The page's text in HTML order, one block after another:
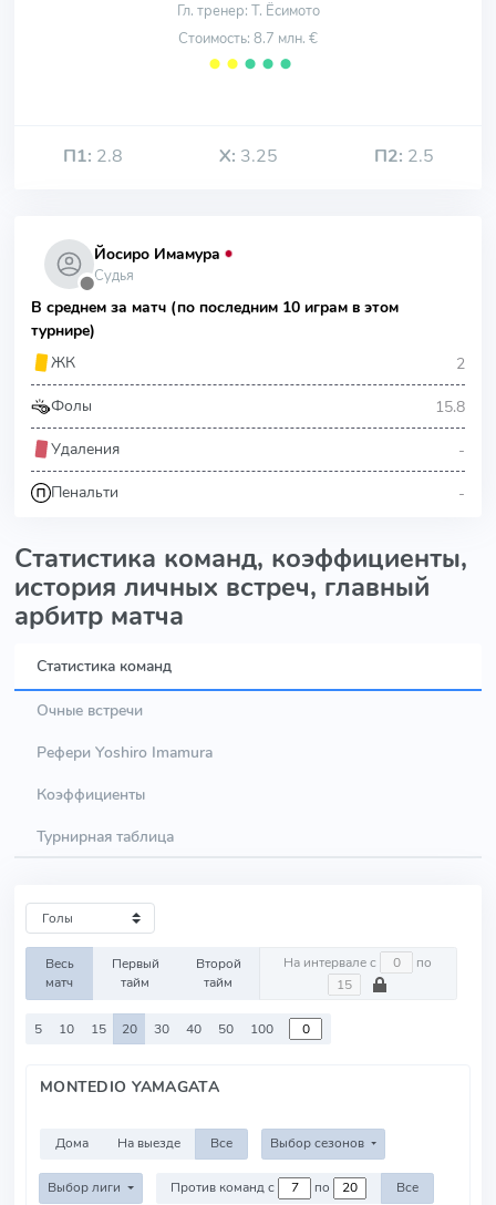
Гл. тренер: Т. Ёсимото
Стоимость: 8.7 млн. €
⬤ ⬤ ⬤ ⬤ ⬤
П1: 2.8 Х: 3.25 П2: 2.5
⬤
Йосиро Имамура
Судья
В среднем за матч (по последним 10 играм в этом
турнире)
ЖК
2
Фолы 15.8
Удаления -
Пенальти -
Статистика команд, коэффициенты,
история личных встреч, главный
арбитр матча
Статистика команд
Очные встречи
Рефери Yoshiro Imamura
Коэффициенты
Турнирная таблица
Весь
матч
Первый
тайм
Второй
тайм
На интервале с по
5 10 15 20 30 40 50 100
MONTEDIO YAMAGATA
Дома На выезде Все Выбор сезонов
Выбор лиги Против команд с по Все